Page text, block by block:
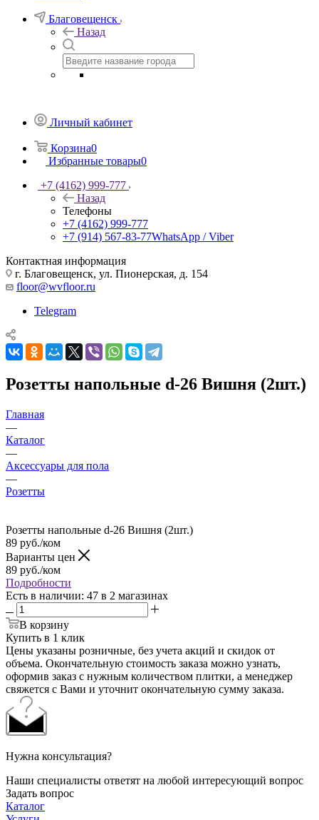
Благовещенск
Назад
Личный кабинет
Корзина0
Избранные товары0
+7 (4162) 999-777
Назад
Телефоны
+7 (4162) 999-777
+7 (914) 567-83-77WhatsApp / Viber
Контактная информация
г. Благовещенск, ул. Пионерская, д. 154
floor@wvfloor.ru
Telegram
Розетты напольные d-26 Вишня (2шт.)
Главная
—
Каталог
—
Аксессуары для пола
—
Розетты
Розетты напольные d-26 Вишня (2шт.)
89 руб./ком
Варианты цен
89 руб./ком
Подробности
Есть в наличии: 47 в 2 магазинах
В корзину
Купить в 1 клик
Цены указаны розничные, без учета акций и скидок от
объема. Окончательную стоимость заказа можно узнать,
оформив заказ с нужным количеством плитки, а менеджер
свяжется с Вами и уточнит окончательную сумму заказа.
Нужна консультация?
Наши специалисты ответят на любой интересующий вопрос
Задать вопрос
Каталог